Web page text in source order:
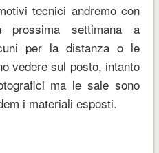
tecnici andremo con
settimana a
per la distanza o le
vedere sul posto, intanto
ma le sale sono
i materiali esposti.